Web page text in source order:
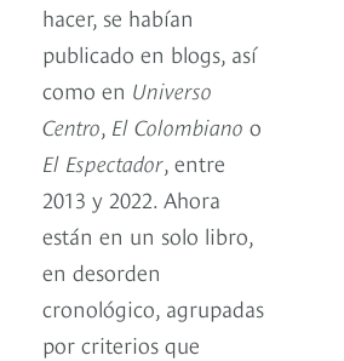
hacer, se habían
publicado en blogs, así
como en Universo
Centro, El Colombiano o
El Espectador, entre
2013 y 2022. Ahora
están en un solo libro,
en desorden
cronológico, agrupadas
por criterios que